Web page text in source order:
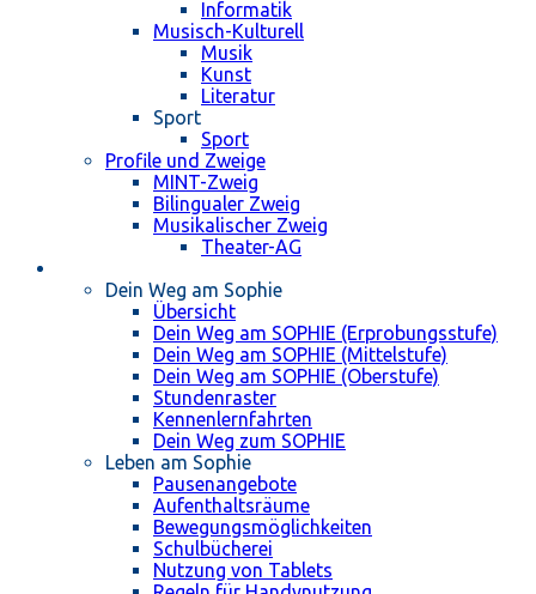
Informatik
Musisch-Kulturell
Musik
Kunst
Literatur
Sport
Sport
Profile und Zweige
MINT-Zweig
Bilingualer Zweig
Musikalischer Zweig
Theater-AG
Dein Weg am Sophie
Übersicht
Dein Weg am SOPHIE (Erprobungsstufe)
Dein Weg am SOPHIE (Mittelstufe)
Dein Weg am SOPHIE (Oberstufe)
Stundenraster
Kennenlernfahrten
Dein Weg zum SOPHIE
Leben am Sophie
Pausenangebote
Aufenthaltsräume
Bewegungsmöglichkeiten
Schulbücherei
Nutzung von Tablets